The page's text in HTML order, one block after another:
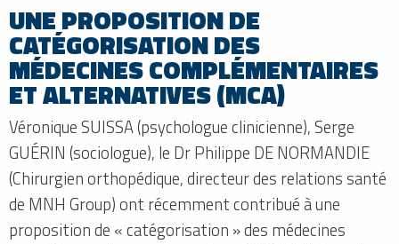
UNE PROPOSITION DE
CATÉGORISATION DES
MÉDECINES COMPLÉMENTAIRES
ET ALTERNATIVES (MCA)
Véronique SUISSA (psychologue clinicienne), Serge
GUÉRIN (sociologue), le Dr Philippe DE NORMANDIE
(Chirurgien orthopédique, directeur des relations santé
de MNH Group) ont récemment contribué à une
proposition de « catégorisation » des médecines